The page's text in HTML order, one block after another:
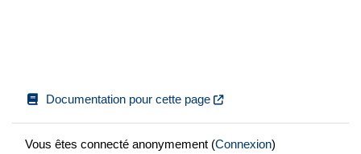
Documentation pour cette page
Vous êtes connecté anonymement (Connexion)